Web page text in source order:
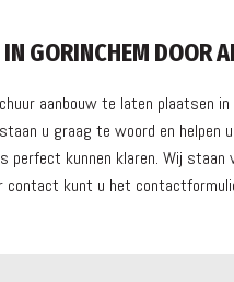
GORINCHEM DOOR
aanbouw te laten plaatsen
u graag te woord en helpen
perfect kunnen klaren. Wij
contact kunt u het